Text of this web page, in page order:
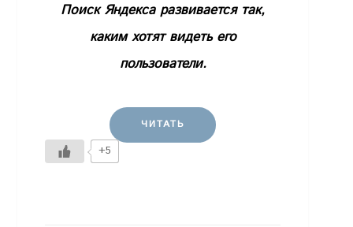
Поиск Яндекса развивается так,
каким хотят видеть его
пользователи.
ЧИТАТЬ
+5